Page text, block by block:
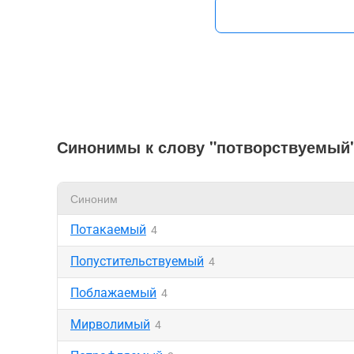
Синонимы к слову
Синоним
Потакаемый 4
Попустительствуемый 4
Поблажаемый 4
Мирволимый 4